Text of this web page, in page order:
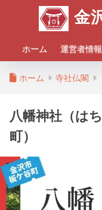
金
ホーム 運営者情報
ホーム 寺社仏閣
八幡神社（は
町）